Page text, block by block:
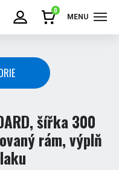
0
MENU
šířka 300
rám, výplň